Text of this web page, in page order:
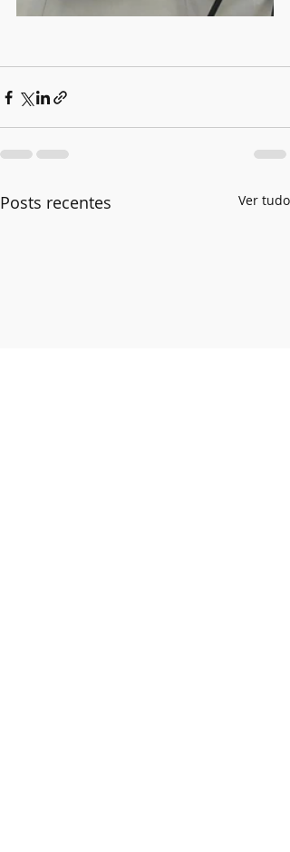
Posts recentes Ver tudo